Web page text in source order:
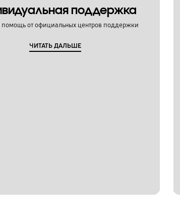
поддержка
помощь от официальных центров поддержки
ЧИТАТЬ ДАЛЬШЕ